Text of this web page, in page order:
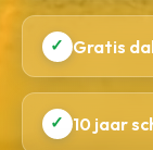
✓ Gratis
✓ 10 jaar